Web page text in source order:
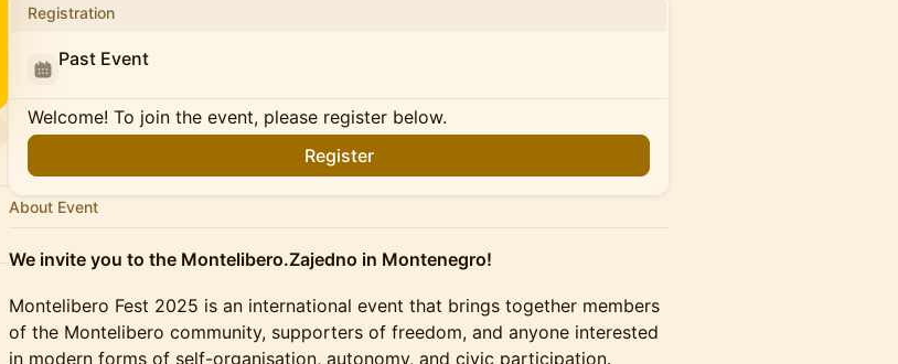
Registration
Past Event
Welcome! To join the event, please register below.
Register
About Event
We invite you to the Montelibero.Zajedno in Montenegro!
Montelibero Fest 2025 is an international event that brings together members
of the Montelibero community, supporters of freedom, and anyone interested
in modern forms of self-organisation, autonomy, and civic participation.